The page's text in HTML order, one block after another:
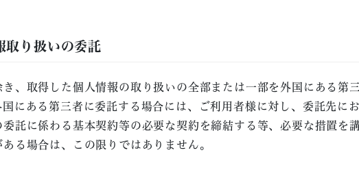
取り扱いの委託
、取得した個人情報の取り扱いの全部または一部を外国にある
にある第三者に委託する場合には、ご利用者様に対し、委託先
託に係わる基本契約等の必要な契約を締結する等、必要な措置
る場合は、この限りではありません。